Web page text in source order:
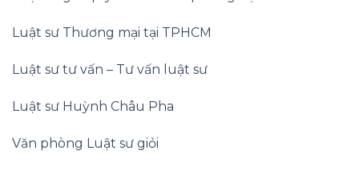
Luật sư Thương mại tại TPHCM
Luật sư tư vấn – Tư vấn luật sư
Luật sư Huỳnh Châu Pha
Văn phòng Luật sư giỏi